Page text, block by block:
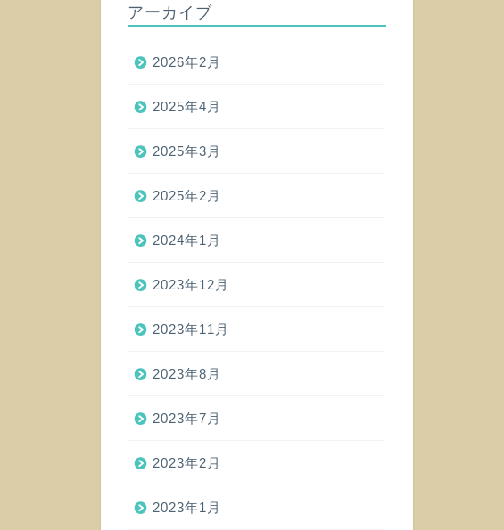
アーカイブ
2026年2月
2025年4月
2025年3月
2025年2月
2024年1月
2023年12月
2023年11月
2023年8月
2023年7月
2023年2月
2023年1月